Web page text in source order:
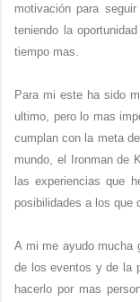
motivación para
teniendo la
tiempo mas.
Para mi este ha sido
ultimo, pero lo mas
cumplan con la meta
mundo, el Ironman de
las experiencias que
posibilidades a los que
A mi me ayudo mucha
de los eventos y de la
hacerlo por mas